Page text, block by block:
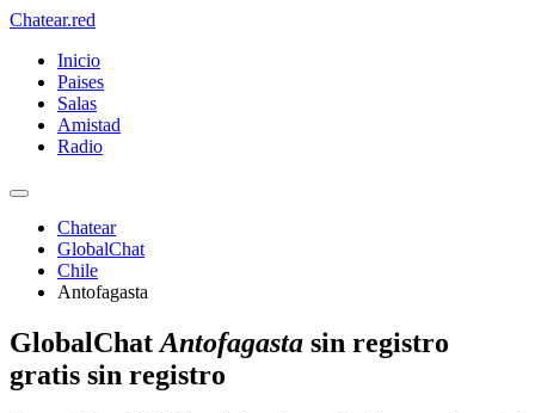
Chatear.red
Inicio
Paises
Salas
Amistad
Radio
Chatear
GlobalChat
Chile
Antofagasta
GlobalChat Antofagasta sin registro
gratis sin registro